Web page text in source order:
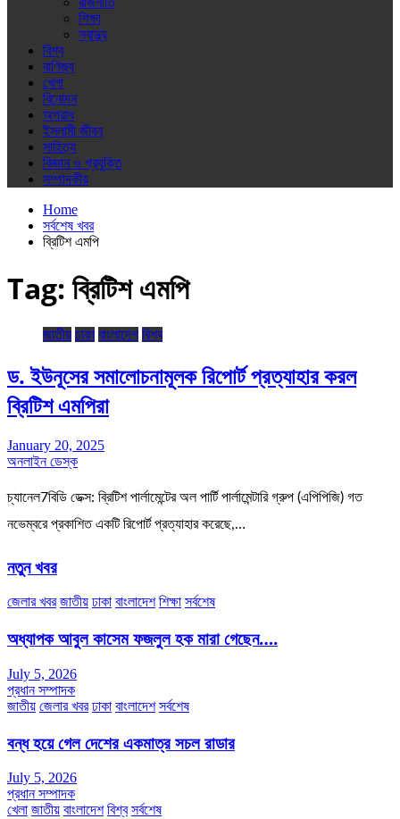
শিক্ষা
স্বাস্থ্য
বিশ্ব
বাণিজ্য
খেলা
বিনোদন
অপরাধ
ইসলামী জীবন
সাহিত্য
বিজ্ঞান ও প্রযুক্তি
সম্পাদকীয়
Home
সর্বশেষ খবর
ব্রিটিশ এমপি
Tag: ব্রিটিশ এমপি
জাতীয় ঢাকা বাংলাদেশ বিশ্ব
ড. ইউনূসের সমালোচনামূলক রিপোর্ট প্রত্যাহার করল
ব্রিটিশ এমপিরা
January 20, 2025
অনলাইন ডেস্ক
চ্যানেল7বিডি ডেক্স: ব্রিটিশ পার্লামেন্টের অল পার্টি পার্লামেন্টারি গ্রুপ (এপিপিজি) গত
নভেম্বরে প্রকাশিত একটি রিপোর্ট প্রত্যাহার করেছে,…
নতুন খবর
জেলার খবর জাতীয় ঢাকা বাংলাদেশ শিক্ষা সর্বশেষ
অধ্যাপক আবুল কাসেম ফজলুল হক মারা গেছেন….
July 5, 2026
প্রধান সম্পাদক
জাতীয় জেলার খবর ঢাকা বাংলাদেশ সর্বশেষ
বন্ধ হয়ে গেল দেশের একমাত্র সচল রাডার
July 5, 2026
প্রধান সম্পাদক
খেলা জাতীয় বাংলাদেশ বিশ্ব সর্বশেষ